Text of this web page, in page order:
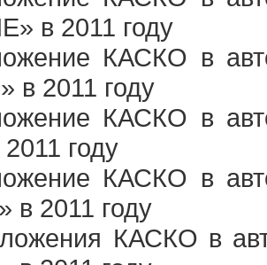
в 2011 году
КАСКО в
2011 году
КАСКО в
году
КАСКО в
2011 году
КАСКО в